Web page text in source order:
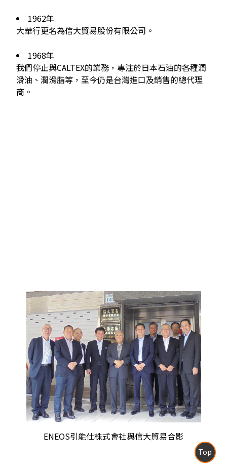
Top
1962年
大華行更名為信大貿易股份有限公司。
1968年
我們停止與CALTEX的業務，專注於日本石油的各種潤
滑油、潤滑脂等，至今仍是台灣進口及銷售的總代理
商。
ENEOS引能仕株式會社與信大貿易合影